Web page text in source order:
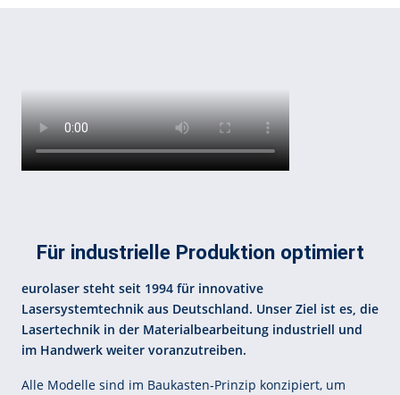
Für industrielle Produktion optimiert
eurolaser steht seit 1994 für innovative
Lasersystemtechnik aus Deutschland. Unser Ziel ist es, die
Lasertechnik in der Materialbearbeitung industriell und
im Handwerk weiter voranzutreiben.
Alle Modelle sind im Baukasten-Prinzip konzipiert, um